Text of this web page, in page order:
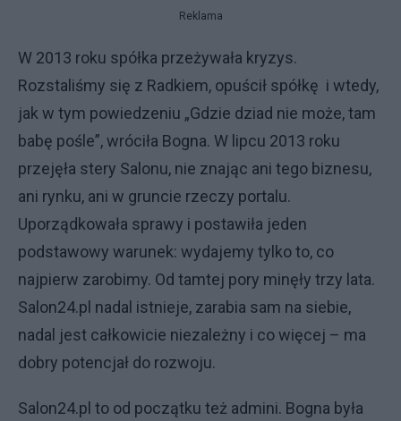
Reklama
W 2013 roku spółka przeżywała kryzys.
Rozstaliśmy się z Radkiem, opuścił spółkę i wtedy,
jak w tym powiedzeniu „Gdzie dziad nie może, tam
babę pośle”, wróciła Bogna. W lipcu 2013 roku
przejęła stery Salonu, nie znając ani tego biznesu,
ani rynku, ani w gruncie rzeczy portalu.
Uporządkowała sprawy i postawiła jeden
podstawowy warunek: wydajemy tylko to, co
najpierw zarobimy. Od tamtej pory minęły trzy lata.
Salon24.pl nadal istnieje, zarabia sam na siebie,
nadal jest całkowicie niezależny i co więcej – ma
dobry potencjał do rozwoju.
Salon24.pl to od początku też admini. Bogna była